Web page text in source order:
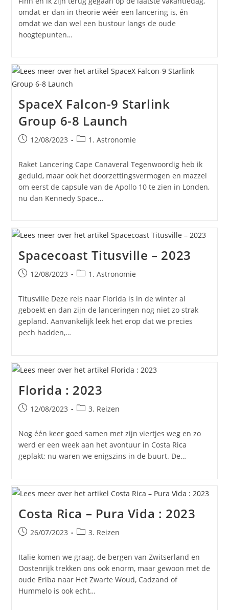
omdat er dan in theorie wéér een lancering is, én
omdat we dan wel een bustour langs de oude
hoogtepunten…
SpaceX Falcon-9 Starlink
Group 6-8 Launch
Bericht
op:
12/08/2023 Berichtcategorie:
1. Astronomie
Raket Lancering Cape Canaveral Tegenwoordig heb ik
geduld, maar ook het doorzettingsvermogen en mazzel
om eerst de capsule van de Apollo 10 te zien in Londen,
nu dan Kennedy Space…
Spacecoast Titusville – 2023
Bericht
op:
12/08/2023 Berichtcategorie:
1. Astronomie
Titusville Deze reis naar Florida is in de winter al
geboekt en dan zijn de lanceringen nog niet zo strak
gepland. Aanvankelijk leek het erop dat we precies
pech hadden,…
Florida : 2023
Bericht
op:
12/08/2023 Berichtcategorie:
3. Reizen
Nog één keer goed samen met zijn viertjes weg en zo
werd er een week aan het avontuur in Costa Rica
geplakt; nu waren we enigszins in de buurt. De…
Costa Rica – Pura Vida : 2023
Bericht
op:
26/07/2023 Berichtcategorie:
3. Reizen
Italie komen we graag, de bergen van Zwitserland en
Oostenrijk trekken ons ook enorm, maar gewoon met de
oude Eriba naar Het Zwarte Woud, Cadzand of
Hummelo is ook echt…